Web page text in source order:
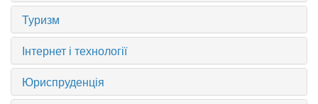
Туризм
Інтернет і технології
Юриспруденція